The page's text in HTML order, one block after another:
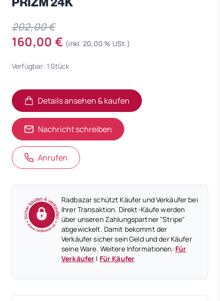
202,00 €
160,00 € (inkl. 20,00 % USt.)
Verfügbar: 1 Stück
Details ansehen & kaufen
(öffnet in neuem Tab)
(öffnet in neuem Tab)
Nachricht schreiben
Anrufen
Radbazar schützt Käufer und Verkäufer bei
Ihrer Transaktion. Direkt-Käufe werden
über unseren Zahlungspartner "Stripe"
abgewickelt. Damit bekommt der
Verkäufer sicher sein Geld und der Käufer
seine Ware. Weitere Informationen: Für
Verkäufer | Für Käufer